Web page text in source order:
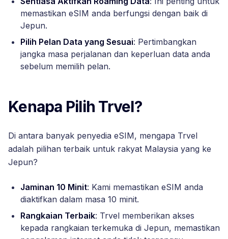
memastikan eSIM anda berfungsi dengan baik di
Jepun.
Pilih Pelan Data yang Sesuai: Pertimbangkan
jangka masa perjalanan dan keperluan data anda
sebelum memilih pelan.
Kenapa Pilih Trvel?
Di antara banyak penyedia eSIM, mengapa Trvel
adalah pilihan terbaik untuk rakyat Malaysia yang ke
Jepun?
Jaminan 10 Minit: Kami memastikan eSIM anda
diaktifkan dalam masa 10 minit.
Rangkaian Terbaik: Trvel memberikan akses
kepada rangkaian terkemuka di Jepun, memastikan